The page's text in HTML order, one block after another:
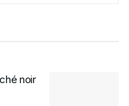
noir